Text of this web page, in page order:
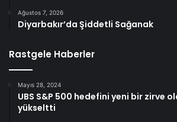
Ağustos 7, 2026
Diyarbakır’da Şiddetli Sağanak
Rastgele Haberler
Mayıs 28, 2024
UBS S&P 500 hedefini yeni bir zirve
yükseltti